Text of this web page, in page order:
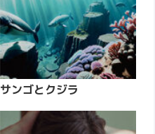
サンゴとクジラ